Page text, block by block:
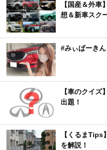
【国産＆外
想＆新車スク
#みぃぱーき
【車のクイズ
出題！
【くるまTips
を解説！